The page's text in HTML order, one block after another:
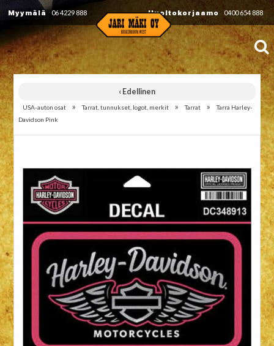
Myymälä 06 4229 888 Huoltokorjaamo 0400 654 888
‹ Edellinen
USA-auton osat » Tarrat, tunnukset, logot, merkit » Tarrat »
Tarra Harley-
Davidson Pink